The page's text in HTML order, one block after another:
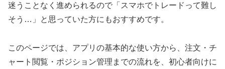
迷うことなく進められるので「スマホでトレードって難し
そう…」と思っていた方にもおすすめです。
このページでは、アプリの基本的な使い方から、注文・チ
ャート閲覧・ポジション管理までの流れを、初心者向けに